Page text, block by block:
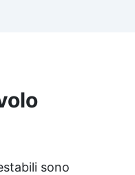
sono